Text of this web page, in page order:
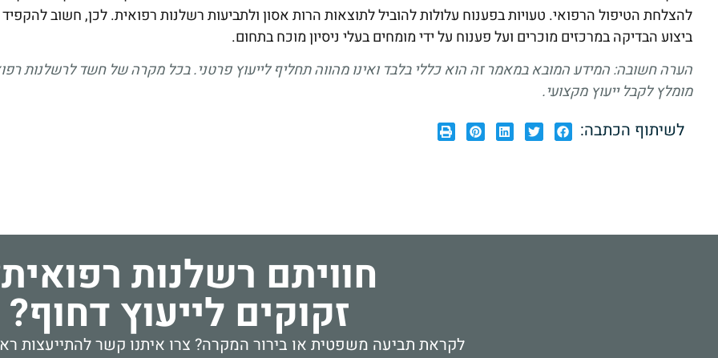
להצלחת הטיפול הרפואי. טעויות בפענוח עלולות להוביל לתוצאות הרות אסון ולתביעות רשלנות רפואית. לכן, חשוב
ביצוע הבדיקה במרכזים מוכרים ועל פענוח על ידי מומחים בעלי ניסיון מוכח בתחום.
הערה חשובה: המידע המובא במאמר זה הוא כללי בלבד ואינו מהווה תחליף לייעוץ פרטני. בכל מקרה של חשד לרשלנות
מומלץ לקבל ייעוץ מקצועי.
לשיתוף הכתבה:
חוויתם רשלנות
זקוקים לייעוץ דחוף?
לקראת תביעה משפטית או בירור המקרה? צרו איתנו קשר להתייעצות